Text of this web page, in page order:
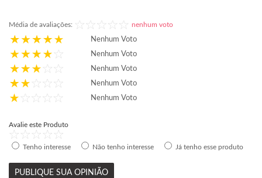
Média de avaliações: nenhum voto
Nenhum Voto
Nenhum Voto
Nenhum Voto
Nenhum Voto
Nenhum Voto
Avalie este Produto
Tenho interesse Não tenho interesse Já tenho esse produto
PUBLIQUE SUA OPINIÃO